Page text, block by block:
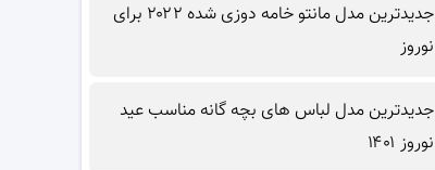
جدیدترین مدل مانتو خامه دوزی شده ۲۰۲۲ برای
نوروز
جدیدترین مدل لباس های بچه گانه مناسب عید
نوروز ۱۴۰۱